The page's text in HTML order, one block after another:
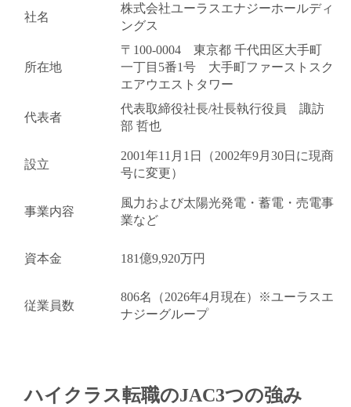
医療・介護・福祉
その他
（ご経験職種を選択）
社名
株式会社ユーラスエナジーホールディ
ングス
所在地
〒100-0004 東京都 千代田区大手町
一丁目5番1号 大手町ファーストスク
エアウエストタワー
代表者
代表取締役社長/社長執行役員 諏訪
部 哲也
設立
2001年11月1日（2002年9月30日に現商
号に変更）
事業内容
風力および太陽光発電・蓄電・売電事
業など
資本金 181億9,920万円
従業員数
806名（2026年4月現在）※ユーラスエ
ナジーグループ
ハイクラス転職のJAC3つの強み